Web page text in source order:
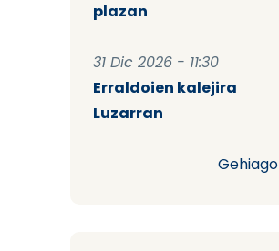
plazan
31 Dic 2026 - 11:30
Erraldoien kalejira
Luzarran
Gehiago